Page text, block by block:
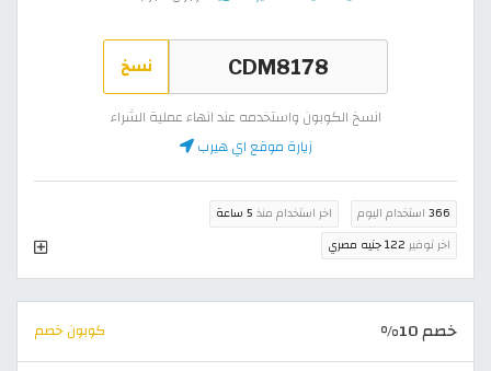
نسخ
انسخ الكوبون واستخدمه عند انهاء عملية الشراء
زيارة موقع اي هيرب
366 استخدام اليوم اخر استخدام منذ 5 ساعة
اخر توفير 122 جنيه مصري
خصم 10% كوبون خصم